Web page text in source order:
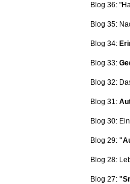
Blog 36:
Blog 35:
Blog 34:
Blog 33:
Blog 32:
Blog 31:
Blog 30: Ein
Blog 29:
Blog 28:
Blog 27: